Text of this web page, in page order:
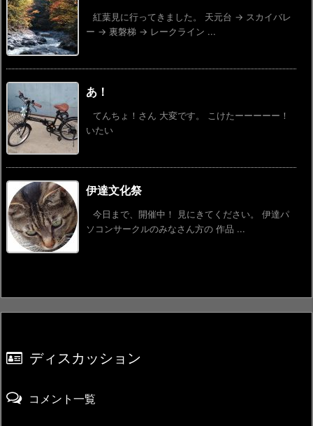
紅葉見に行ってきました。 天元台 → スカイバレ
ー → 裏磐梯 → レークライン ...
あ！
てんちょ！さん 大変です。 こけたーーーーー！
いたい
伊達文化祭
今日まで、開催中！ 見にきてください。 伊達パ
ソコンサークルのみなさん方の 作品 ...
ディスカッション
コメント一覧